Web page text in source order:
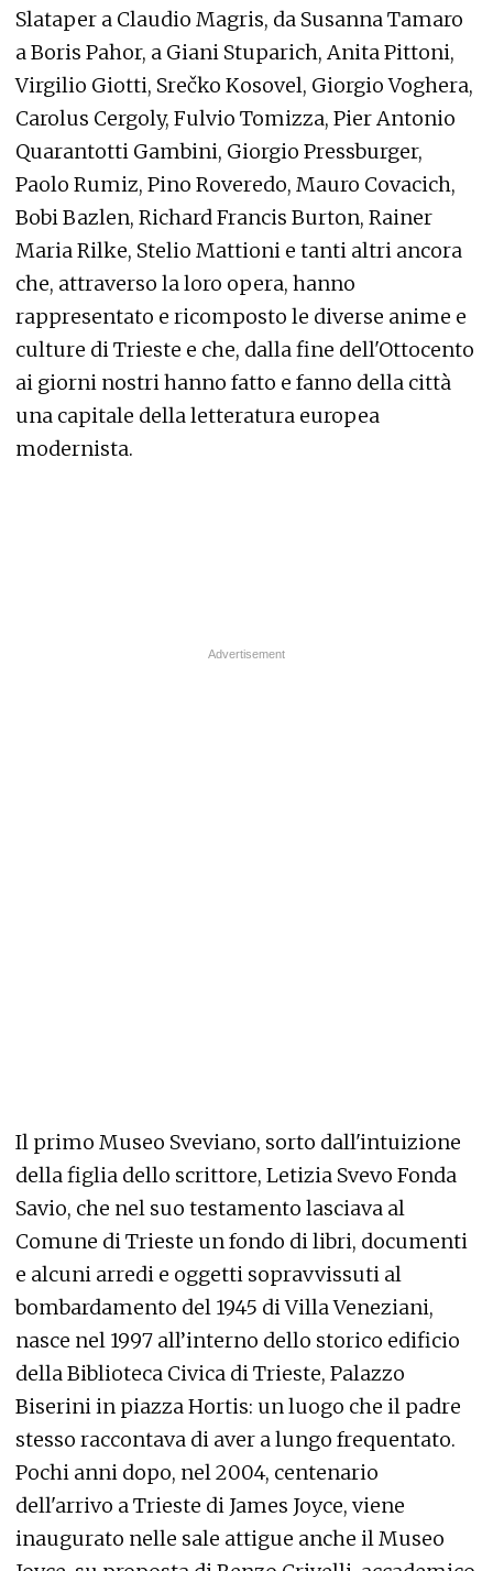
Slataper a Claudio Magris, da Susanna Tamaro
a Boris Pahor, a Giani Stuparich, Anita Pittoni,
Virgilio Giotti, Srečko Kosovel, Giorgio Voghera,
Carolus Cergoly, Fulvio Tomizza, Pier Antonio
Quarantotti Gambini, Giorgio Pressburger,
Paolo Rumiz, Pino Roveredo, Mauro Covacich,
Bobi Bazlen, Richard Francis Burton, Rainer
Maria Rilke, Stelio Mattioni e tanti altri ancora
che, attraverso la loro opera, hanno
rappresentato e ricomposto le diverse anime e
culture di Trieste e che, dalla fine dell'Ottocento
ai giorni nostri hanno fatto e fanno della città
una capitale della letteratura europea
modernista.
Il primo Museo Sveviano, sorto dall'intuizione
della figlia dello scrittore, Letizia Svevo Fonda
Savio, che nel suo testamento lasciava al
Comune di Trieste un fondo di libri, documenti
e alcuni arredi e oggetti sopravvissuti al
bombardamento del 1945 di Villa Veneziani,
nasce nel 1997 all’interno dello storico edificio
della Biblioteca Civica di Trieste, Palazzo
Biserini in piazza Hortis: un luogo che il padre
stesso raccontava di aver a lungo frequentato.
Pochi anni dopo, nel 2004, centenario
dell'arrivo a Trieste di James Joyce, viene
inaugurato nelle sale attigue anche il Museo